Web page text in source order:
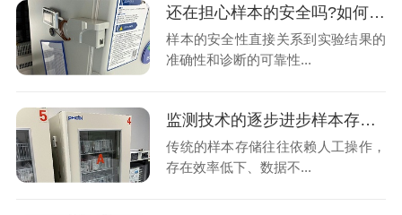
还在担心样本的安全吗?如何制定有效的温湿度异常应急预案?26.7.22
样本的安全性直接关系到实验结果的
准确性和诊断的可靠性...
监测技术的逐步进步样本存储管理是如何把样本变的智能化和精细化?26.7.20
传统的样本存储往往依赖人工操作，
存在效率低下、数据不...